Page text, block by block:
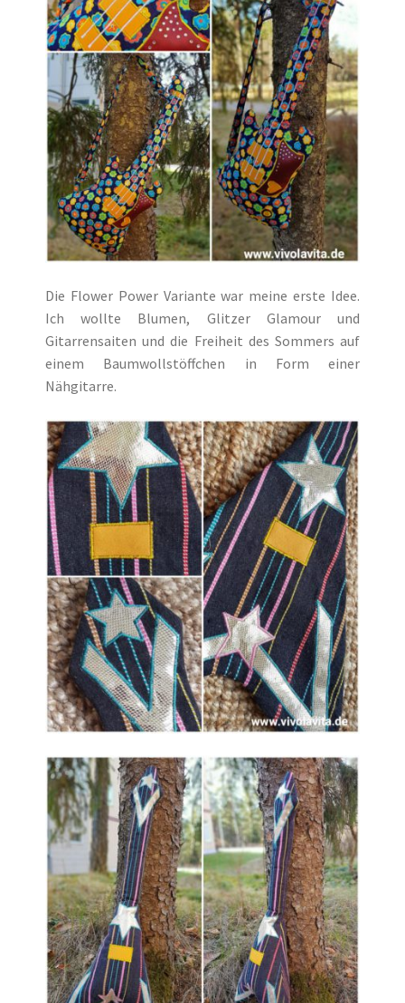
Die Flower Power Variante war meine erste Idee.
Ich wollte Blumen, Glitzer Glamour und
Gitarrensaiten und die Freiheit des Sommers auf
einem Baumwollstöffchen in Form einer
Nähgitarre.